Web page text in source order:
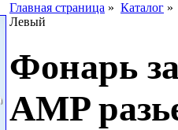
Главная страница » Каталог
Левый
Фонарь
AMP